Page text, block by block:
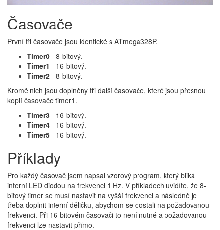
Časovače
První tři časovače jsou identické s ATmega328P.
Timer0 - 8-bitový.
Timer1 - 16-bitový.
Timer2 - 8-bitový.
Kromě nich jsou doplněny tři další časovače, které jsou přesnou
kopií časovače timer1.
Timer3 - 16-bitový.
Timer4 - 16-bitový.
Timer5 - 16-bitový.
Příklady
Pro každý časovač jsem napsal vzorový program, který bliká
interní LED diodou na frekvenci 1 Hz. V příkladech uvidíte, že 8-
bitový timer se musí nastavit na vyšší frekvenci a následně je
třeba doplnit interní děličku, abychom se dostali na požadovanou
frekvenci. Při 16-bitovém časovači to není nutné a požadovanou
frekvenci lze nastavit přímo.